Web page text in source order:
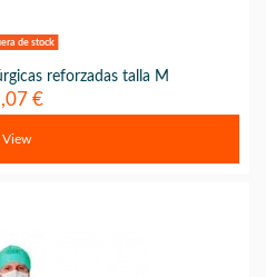
de stock
reforzadas talla M
€
View